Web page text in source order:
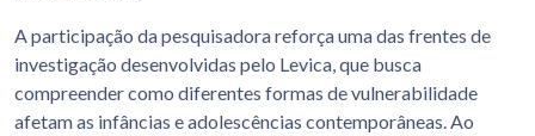
A participação da pesquisadora reforça uma das frentes de
investigação desenvolvidas pelo Levica, que busca
compreender como diferentes formas de vulnerabilidade
afetam as infâncias e adolescências contemporâneas. Ao